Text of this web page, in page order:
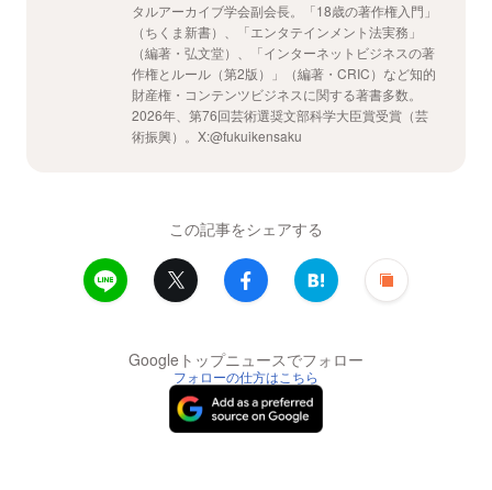
タルアーカイブ学会副会長。「18歳の著作権入門」
（ちくま新書）、「エンタテインメント法実務」
（編著・弘文堂）、「インターネットビジネスの著
作権とルール（第2版）」（編著・CRIC）など知的
財産権・コンテンツビジネスに関する著書多数。
2026年、第76回芸術選奨文部科学大臣賞受賞（芸
術振興）。X:@fukuikensaku
この記事をシェアする
Googleトップニュースでフォロー
フォローの仕方はこちら